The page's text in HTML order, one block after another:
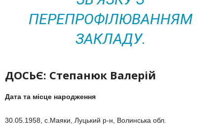
ПЕРЕПРОФІЛЮВАННЯМ
ЗАКЛАДУ.
ДОСЬЄ: Степанюк Валерій
Дата та місце народження
30.05.1958, с.Маяки, Луцький р-н, Волинська обл.